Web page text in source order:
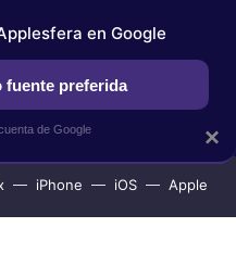
SELECCIÓN
iPhone iOS Apple
×
en Google
fuente preferida
de Google